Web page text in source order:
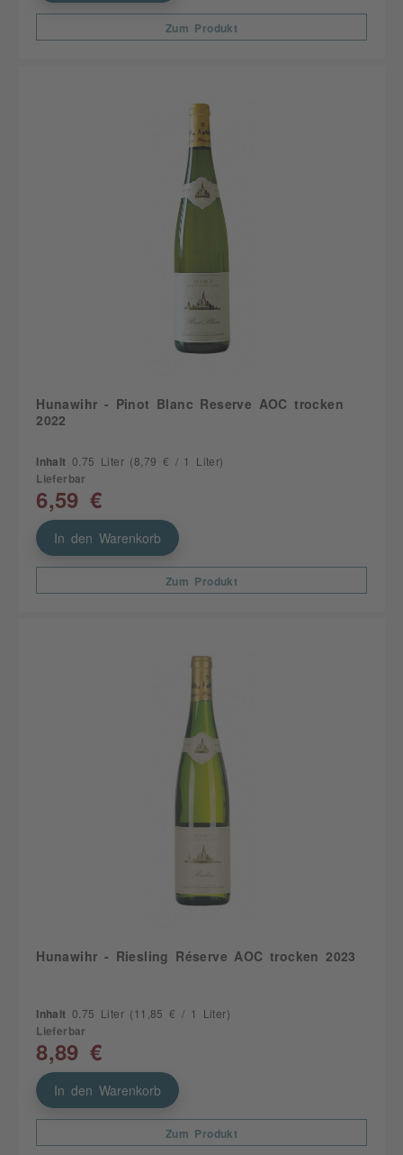
Zum Produkt
Hunawihr - Pinot Blanc Reserve AOC trocken
2022
Inhalt 0.75 Liter (8,79 € / 1 Liter)
Lieferbar
6,59 €
In den Warenkorb
Zum Produkt
Hunawihr - Riesling Réserve AOC trocken 2023
Inhalt 0.75 Liter (11,85 € / 1 Liter)
Lieferbar
8,89 €
In den Warenkorb
Zum Produkt